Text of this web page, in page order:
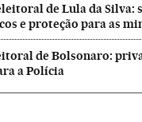
de Lula da Silva:
e proteção para as
de Bolsonaro:
a Polícia